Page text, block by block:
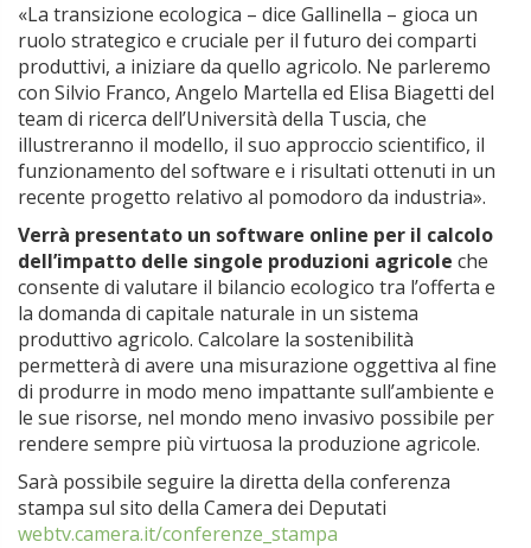
«La transizione ecologica – dice Gallinella – gioca un
ruolo strategico e cruciale per il futuro dei comparti
produttivi, a iniziare da quello agricolo. Ne parleremo
con Silvio Franco, Angelo Martella ed Elisa Biagetti del
team di ricerca dell’Università della Tuscia, che
illustreranno il modello, il suo approccio scientifico, il
funzionamento del software e i risultati ottenuti in un
recente progetto relativo al pomodoro da industria».
Verrà presentato un software online per il calcolo
dell’impatto delle singole produzioni agricole che
consente di valutare il bilancio ecologico tra l’offerta e
la domanda di capitale naturale in un sistema
produttivo agricolo. Calcolare la sostenibilità
permetterà di avere una misurazione oggettiva al fine
di produrre in modo meno impattante sull’ambiente e
le sue risorse, nel mondo meno invasivo possibile per
rendere sempre più virtuosa la produzione agricole.
Sarà possibile seguire la diretta della conferenza
stampa sul sito della Camera dei Deputati
webtv.camera.it/conferenze_stampa